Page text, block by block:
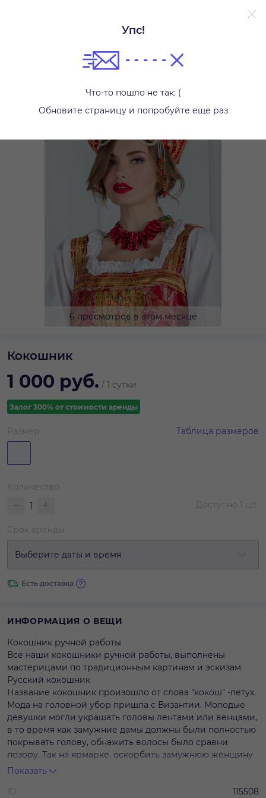
Упс!
Что-то пошло не так: (
Обновите страницу и попробуйте еще раз
6 просмотров в этом месяце
Кокошник
1 000 руб. / 1 сутки
Залог 300% от стоимости аренды
Таблица размеров
Размер
Количество
Доступно 1 шт.
Срок аренды
Выберите даты и время
Есть доставка
ИНФОРМАЦИЯ О ВЕЩИ
Кокошник ручной работы
Все наши кокошники ручной работы, выполнены
мастерицами по традиционным картинам и эскизам.
Русский кокошник
Название кокошник произошло от слова "кокош" -петух.
Мода на головной убор пришла с Византии. Молодые
девушки могли украшать головы лентами или венцами,
в то время как замужние дамы должны были полностью
покрывать голову, обнажить волосы было сравни
позору. Так на ярмарке, оскорбить замужнюю женщину
могла завистница, стянув с нее платок.
Показать
ID
115508